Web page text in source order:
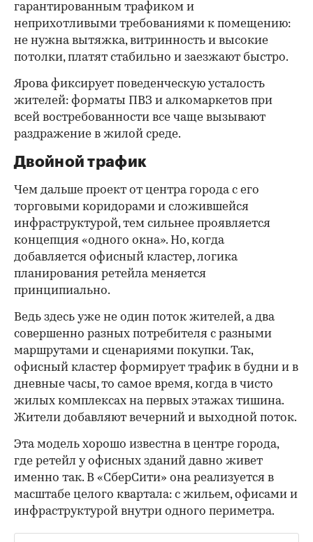
гарантированным трафиком и
неприхотливыми требованиями к помещению:
не нужна вытяжка, витринность и высокие
потолки, платят стабильно и заезжают быстро.
Ярова фиксирует поведенческую усталость
жителей: форматы ПВЗ и алкомаркетов при
всей востребованности все чаще вызывают
раздражение в жилой среде.
Двойной трафик
Чем дальше проект от центра города с его
торговыми коридорами и сложившейся
инфраструктурой, тем сильнее проявляется
концепция «одного окна». Но, когда
добавляется офисный кластер, логика
планирования ретейла меняется
принципиально.
Ведь здесь уже не один поток жителей, а два
совершенно разных потребителя с разными
маршрутами и сценариями покупки. Так,
офисный кластер формирует трафик в будни и в
дневные часы, то самое время, когда в чисто
жилых комплексах на первых этажах тишина.
Жители добавляют вечерний и выходной поток.
Эта модель хорошо известна в центре города,
где ретейл у офисных зданий давно живет
именно так. В «СберСити» она реализуется в
масштабе целого квартала: с жильем, офисами и
инфраструктурой внутри одного периметра.